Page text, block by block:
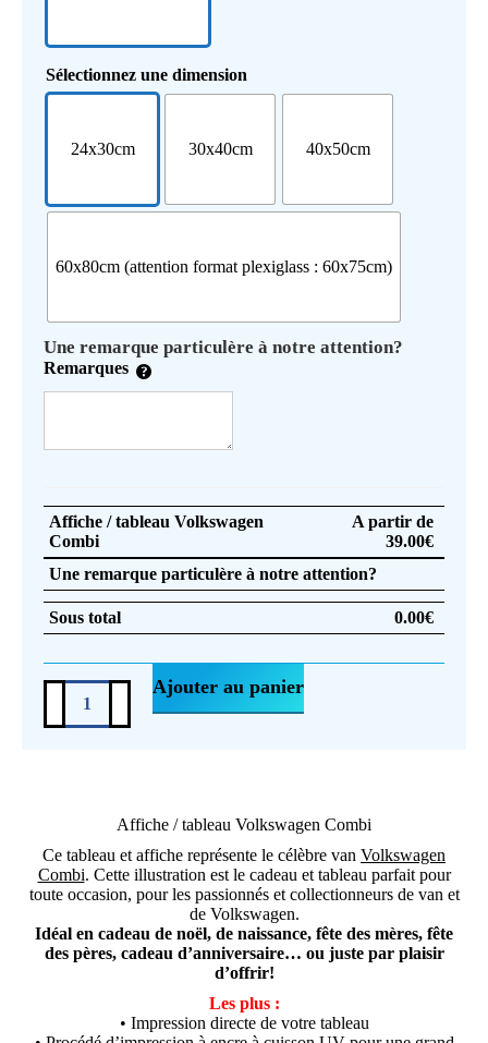
Sélectionnez une dimension
24x30cm 30x40cm 40x50cm
60x80cm (attention format plexiglass : 60x75cm)
Une remarque particulère à notre attention?
Remarques
Affiche / tableau Volkswagen
Combi
A partir de
39.00€
Une remarque particulère à notre attention?
Sous total 0.00€
quantité
Affiche
Ajouter au panier
Affiche / tableau Volkswagen Combi
Ce tableau et affiche représente le célèbre van Volkswagen
Combi. Cette illustration est le cadeau et tableau parfait pour
toute occasion, pour les passionnés et collectionneurs de van et
de Volkswagen.
Idéal en cadeau de noël, de naissance, fête des mères, fête
des pères, cadeau d’anniversaire… ou juste par plaisir
d’offrir!
Les plus :
• Impression directe de votre tableau